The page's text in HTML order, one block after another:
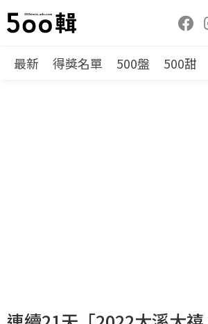
最新 得獎名單 500盤 500甜